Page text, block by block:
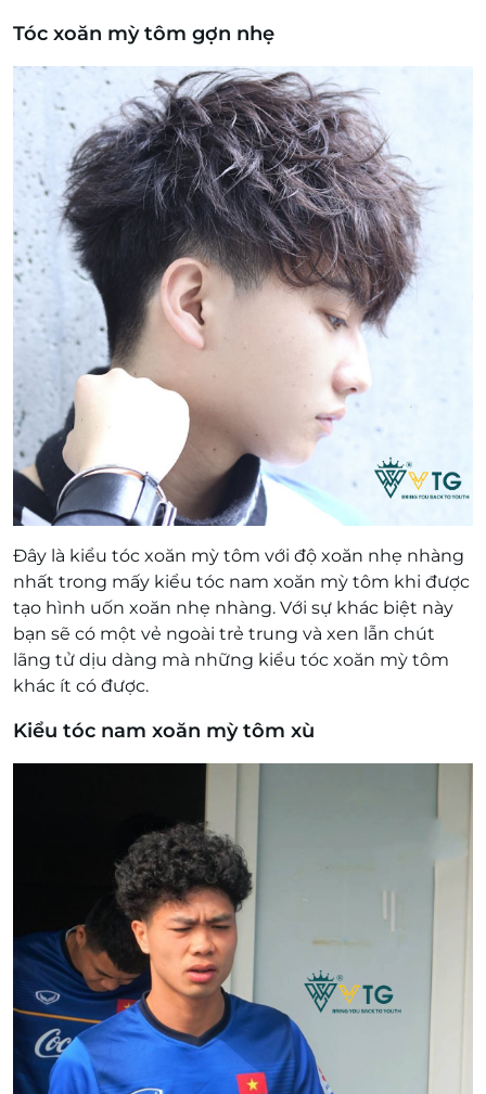
Tóc xoăn mỳ tôm gợn nhẹ
Đây là kiểu tóc xoăn mỳ tôm với độ xoăn nhẹ nhàng
nhất trong mấy kiểu tóc nam xoăn mỳ tôm khi được
tạo hình uốn xoăn nhẹ nhàng. Với sự khác biệt này
bạn sẽ có một vẻ ngoài trẻ trung và xen lẫn chút
lãng tử dịu dàng mà những kiểu tóc xoăn mỳ tôm
khác ít có được.
Kiểu tóc nam xoăn mỳ tôm xù